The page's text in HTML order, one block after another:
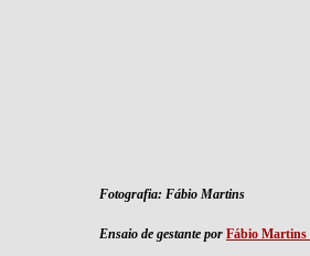
Fotografia: Fábio Martins
Ensaio de gestante por Fábio Martins